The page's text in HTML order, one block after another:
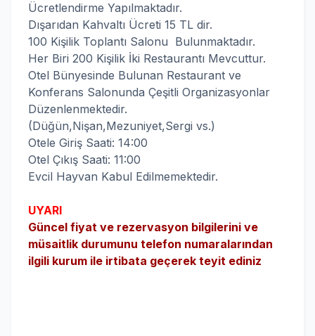
Ücretlendirme Yapılmaktadır.
Dışarıdan Kahvaltı Ücreti 15 TL dir.
100 Kişilik Toplantı Salonu Bulunmaktadır.
Her Biri 200 Kişilik İki Restaurantı Mevcuttur.
Otel Bünyesinde Bulunan Restaurant ve
Konferans Salonunda Çeşitli Organizasyonlar
Düzenlenmektedir.
(Düğün,Nişan,Mezuniyet,Sergi vs.)
Otele Giriş Saati: 14:00
Otel Çıkış Saati: 11:00
Evcil Hayvan Kabul Edilmemektedir.
UYARI
Güncel fiyat ve rezervasyon bilgilerini ve
müsaitlik durumunu telefon numaralarından
ilgili kurum ile irtibata geçerek teyit ediniz